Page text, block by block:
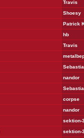
Travis
Shoesy
Patrick
hb
Travis
nandor
corpse
nandor
sektion-
sektion-